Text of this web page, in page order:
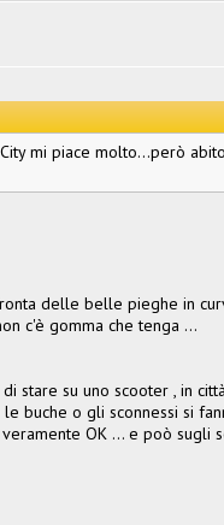
mi piace molto...però
delle belle pieghe in
c'è gomma che tenga ...
stare su uno scooter , in
buche o gli sconnessi si
OK ... e poò sugli